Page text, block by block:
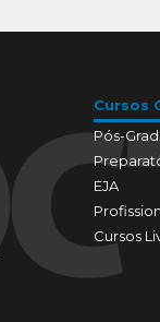
Cursos
Pós-
EJA
Cursos